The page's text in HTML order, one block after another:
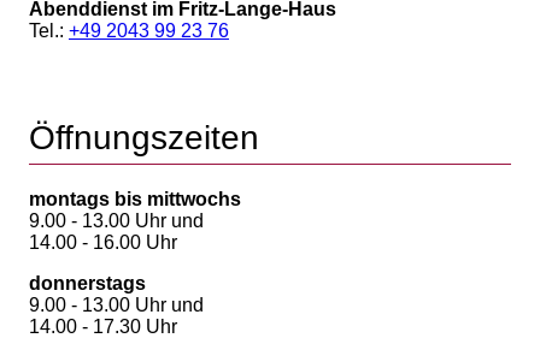
Abenddienst im Fritz-Lange-Haus
Tel.: +49 2043 99 23 76
Öffnungszeiten
montags bis mittwochs
9.00 - 13.00 Uhr und
14.00 - 16.00 Uhr
donnerstags
9.00 - 13.00 Uhr und
14.00 - 17.30 Uhr